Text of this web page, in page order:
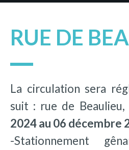
RUE DE
La circulation sera
suit : rue de Beaulieu,
2024 au 06 décembre
-Stationnement